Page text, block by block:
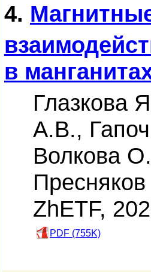
4.
в
Глазкова
А.В.,
Волкова
ZhETF,
PDF (755K)